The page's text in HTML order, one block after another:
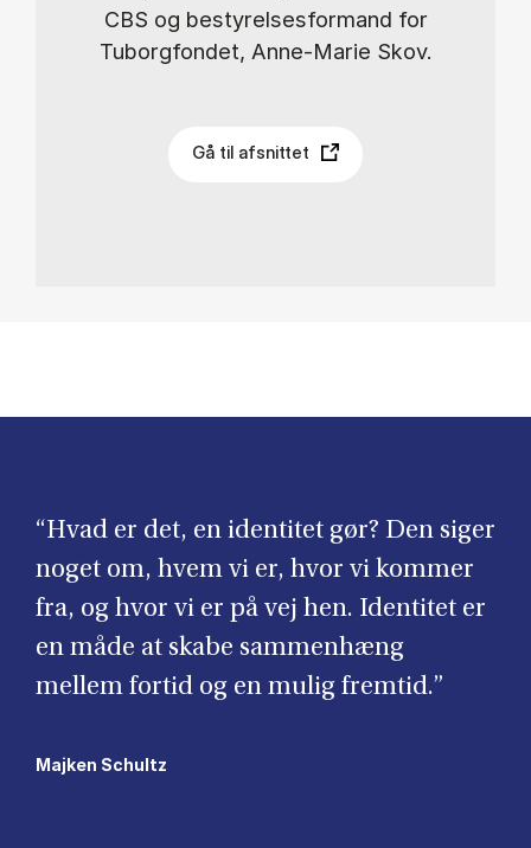
CBS og bestyrelsesformand for
Tuborgfondet, Anne-Marie Skov.
Gå til afsnittet
“Hvad er det, en identitet gør? Den siger
noget om, hvem vi er, hvor vi kommer
fra, og hvor vi er på vej hen. Identitet er
en måde at skabe sammenhæng
mellem fortid og en mulig fremtid.”
Majken Schultz